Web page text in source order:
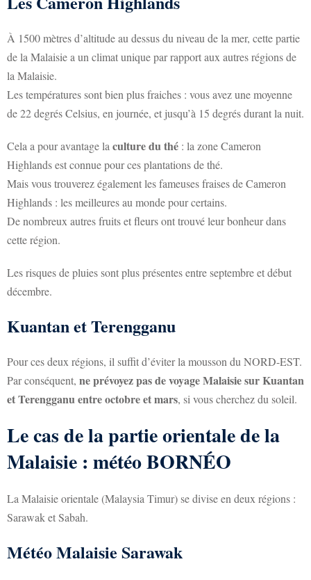
À 1500 mètres d’altitude au dessus du niveau de la mer, cette partie
de la Malaisie a un climat unique par rapport aux autres régions de
la Malaisie.
Les températures sont bien plus fraiches : vous avez une moyenne
de 22 degrés Celsius, en journée, et jusqu’à 15 degrés durant la nuit.
Cela a pour avantage la culture du thé : la zone Cameron
Highlands est connue pour ces plantations de thé.
Mais vous trouverez également les fameuses fraises de Cameron
Highlands : les meilleures au monde pour certains.
De nombreux autres fruits et fleurs ont trouvé leur bonheur dans
cette région.
Les risques de pluies sont plus présentes entre septembre et début
décembre.
Kuantan et Terengganu
Pour ces deux régions, il suffit d’éviter la mousson du NORD-EST.
Par conséquent, ne prévoyez pas de voyage Malaisie sur Kuantan
et Terengganu entre octobre et mars, si vous cherchez du soleil.
Le cas de la partie orientale de la
Malaisie : météo BORNÉO
La Malaisie orientale (Malaysia Timur) se divise en deux régions :
Sarawak et Sabah.
Météo Malaisie Sarawak